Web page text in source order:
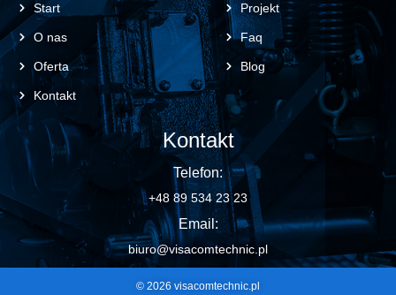
Start
O nas
Oferta
Kontakt
Projekt
Faq
Blog
Kontakt
Telefon:
+48 89 534 23 23
Email:
biuro@visacomtechnic.pl
© 2026 visacomtechnic.pl